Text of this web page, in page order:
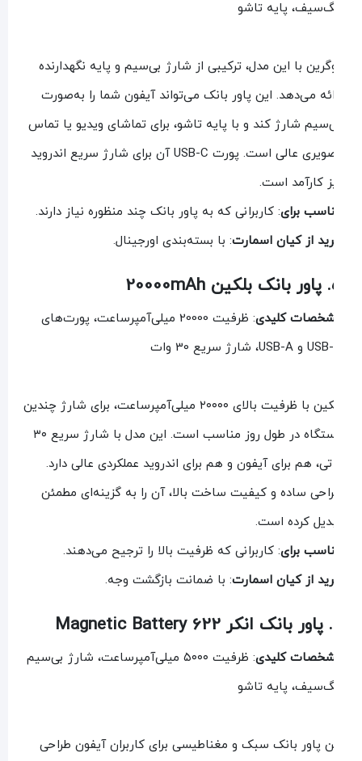
پایه تاشو
با این مدل، ترکیبی از شارژ بی‌سیم و پایه نگهدارنده
می‌دهد. این پاور بانک می‌تواند آیفون شما را به‌صورت
شارژ کند و با پایه تاشو، برای تماشای ویدیو یا تماس
تصویری عالی است. پورت USB-C آن برای شارژ سریع اندروید
کارآمد است.
برای: کاربرانی که به پاور بانک چند منظوره نیاز دارند.
از کیان اسمارت: با بسته‌بندی اورجینال.
کلیدی
: ظرفیت 20000 میلی‌آمپرساعت، پورت‌های
بلکین با ظرفیت بالای ۲۰۰۰۰ میلی‌آمپرساعت، برای شارژ چندین
دستگاه در طول روز مناسب است. این مدل با شارژ سریع ۳۰
هم برای آیفون و هم برای اندروید عملکردی عالی دارد.
ساده و کیفیت ساخت بالا، آن را به گزینه‌ای مطمئن
کرده است.
برای: کاربرانی که ظرفیت بالا را ترجیح می‌دهند.
از کیان اسمارت: با ضمانت بازگشت وجه.
کلیدی
: ظرفیت ۵۰۰۰ میلی‌آمپرساعت، شارژ بی‌سیم
پایه تاشو
پاور بانک سبک و مغناطیسی برای کاربران آیفون طراحی